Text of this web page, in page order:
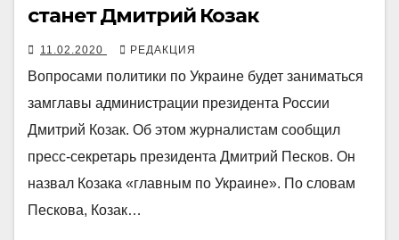
станет Дмитрий Козак
11.02.2020 РЕДАКЦИЯ
Вопросами политики по Украине будет заниматься
замглавы администрации президента России
Дмитрий Козак. Об этом журналистам сообщил
пресс-секретарь президента Дмитрий Песков. Он
назвал Козака «главным по Украине». По словам
Пескова, Козак…